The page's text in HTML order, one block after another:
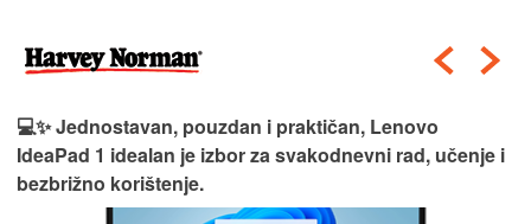
💻✨ Jednostavan, pouzdan i praktičan, Lenovo
IdeaPad 1 idealan je izbor za svakodnevni rad, učenje i
bezbrižno korištenje.